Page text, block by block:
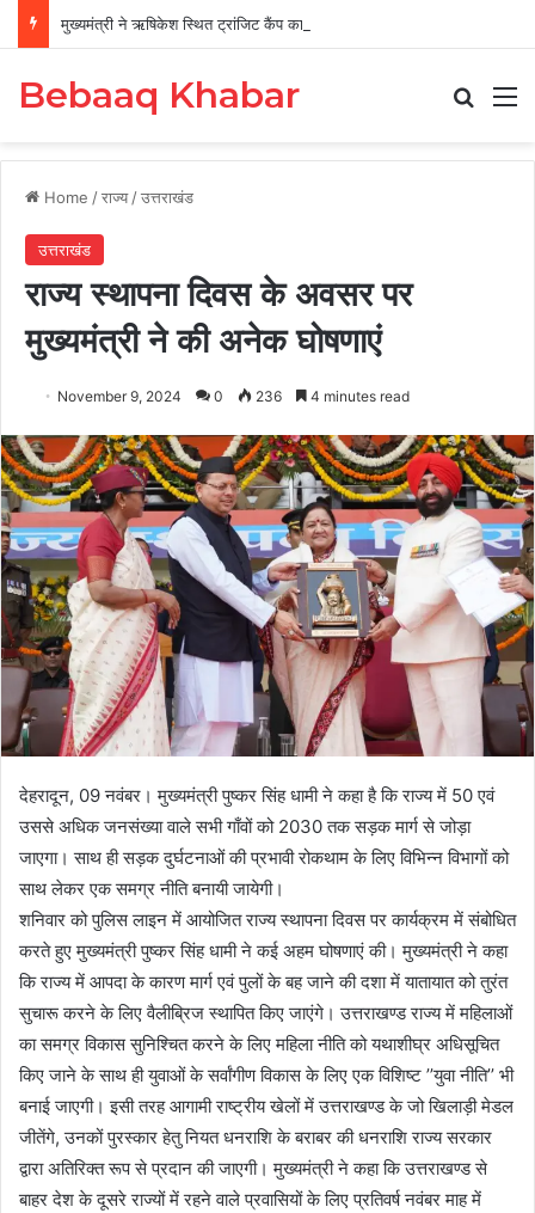
मुख्यमंत्री ने ऋषिकेश स्थित ट्रांजिट कैंप का किया औचक निरीक्षण
Bebaaq Khabar
Home /राज्य /उत्तराखंड
उत्तराखंड
राज्य स्थापना दिवस के अवसर पर
मुख्यमंत्री ने की अनेक घोषणाएं
November 9, 2024 0 236 4 minutes read
देहरादून, 09 नवंबर। मुख्यमंत्री पुष्कर सिंह धामी ने कहा है कि राज्य में 50 एवं
उससे अधिक जनसंख्या वाले सभी गाँवों को 2030 तक सड़क मार्ग से जोड़ा
जाएगा। साथ ही सड़क दुर्घटनाओं की प्रभावी रोकथाम के लिए विभिन्न विभागों को
साथ लेकर एक समग्र नीति बनायी जायेगी।
शनिवार को पुलिस लाइन में आयोजित राज्य स्थापना दिवस पर कार्यक्रम में संबोधित
करते हुए मुख्यमंत्री पुष्कर सिंह धामी ने कई अहम घोषणाएं की। मुख्यमंत्री ने कहा
कि राज्य में आपदा के कारण मार्ग एवं पुलों के बह जाने की दशा में यातायात को तुरंत
सुचारू करने के लिए वैलीब्रिज स्थापित किए जाएंगे। उत्तराखण्ड राज्य में महिलाओं
का समग्र विकास सुनिश्चित करने के लिए महिला नीति को यथाशीघ्र अधिसूचित
किए जाने के साथ ही युवाओं के सर्वांगीण विकास के लिए एक विशिष्ट ’’युवा नीति’’ भी
बनाई जाएगी। इसी तरह आगामी राष्ट्रीय खेलों में उत्तराखण्ड के जो खिलाड़ी मेडल
जीतेंगे, उनकों पुरस्कार हेतु नियत धनराशि के बराबर की धनराशि राज्य सरकार
द्वारा अतिरिक्त रूप से प्रदान की जाएगी। मुख्यमंत्री ने कहा कि उत्तराखण्ड से
बाहर देश के दूसरे राज्यों में रहने वाले प्रवासियों के लिए प्रतिवर्ष नवंबर माह में